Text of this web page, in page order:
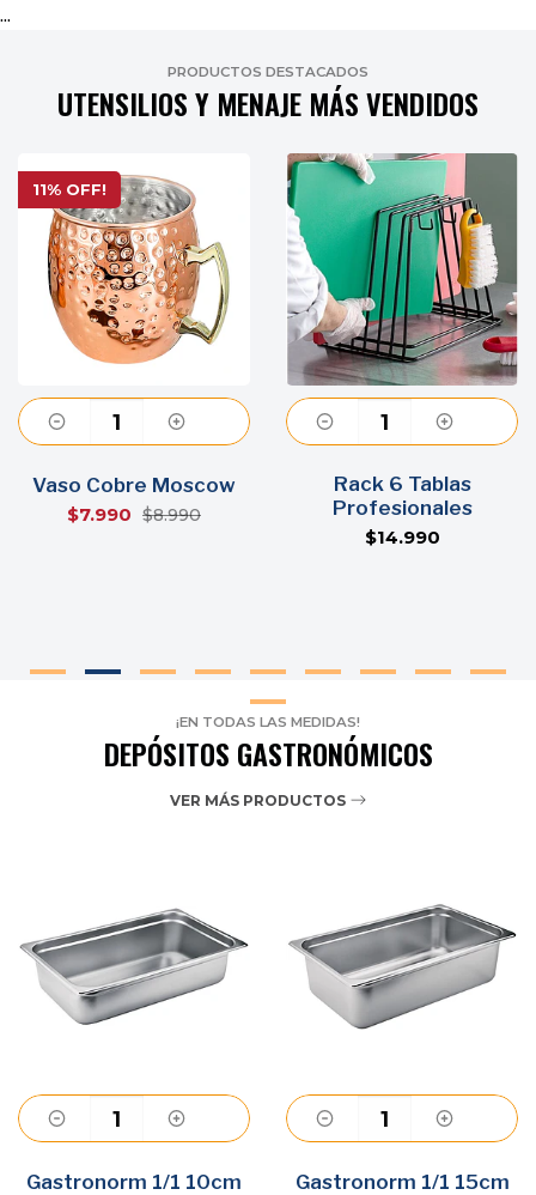
...
PRODUCTOS DESTACADOS
UTENSILIOS Y MENAJE MÁS VENDIDOS
Agregar
11% OFF!
Vaso Cobre Moscow
$7.990 $8.990
Agregar
Rack 6 Tablas
Profesionales
$14.990
¡EN TODAS LAS MEDIDAS!
DEPÓSITOS GASTRONÓMICOS
VER MÁS PRODUCTOS
Agregar
Gastronorm 1/1 10cm Agregar
Gastronorm 1/1 15cm